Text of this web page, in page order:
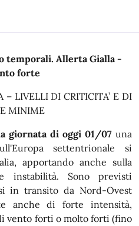
temporali. Allerta Gialla -
forte
– LIVELLI DI CRITICITA’ E DI
MINIME
giornata di oggi 01/07 una
settentrionale si
apportando anche sulla
instabilità. Sono previsti
in transito da Nord-Ovest
anche di forte intensità,
vento forti o molto forti (fino